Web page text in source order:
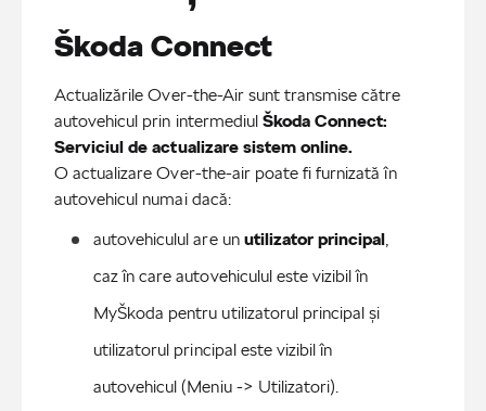
Škoda Connect
Actualizările Over-the-Air sunt transmise către
autovehicul prin intermediul Škoda Connect:
Serviciul de actualizare sistem online.
O actualizare Over-the-air poate fi furnizată în
autovehicul numai dacă:
autovehiculul are un utilizator principal,
caz în care autovehiculul este vizibil în
MyŠkoda pentru utilizatorul principal și
utilizatorul principal este vizibil în
autovehicul (Meniu -> Utilizatori).